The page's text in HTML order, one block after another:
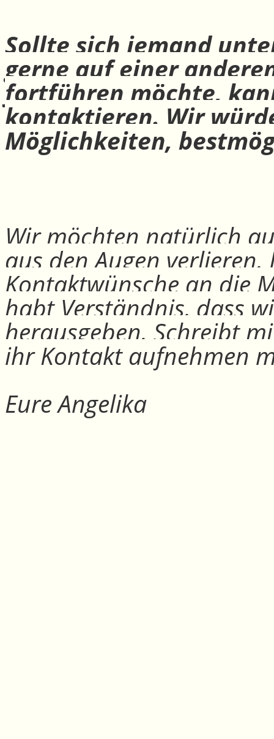
Sollte sich jemand
gerne auf einer
fortführen möchte,
kontaktieren. Wir
Möglichkeiten,
Wir möchten natürlich
aus den Augen
Kontaktwünsche an die
habt Verständnis, dass
herausgeben. Schreibt
ihr Kontakt aufnehmen
Eure Angelika